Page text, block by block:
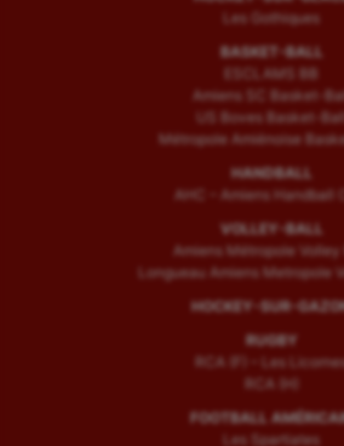
Les Gothiques
BASKET-BALL
ESCLAMS BB
Amiens SC Basket-
US Boves Basket-Ball
Métropole Amiénoise
HANDBALL
AHC – Amiens Handball
VOLLEY-BALL
Amiens Métropole Volley
Longueau Amiens Metropole
HOCKEY-SUR-
RUGBY
RCA (F) – Les
RCA (H)
FOOTBALL
Les Spartiates